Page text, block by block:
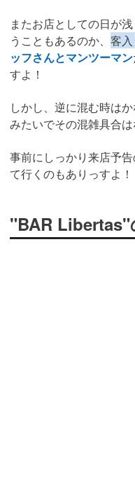
またお店としての日が
うこともあるのか、 客
ッフさんとマンツーマン
すよ！
しかし、逆に混む時は
みたいでその混雑具合は
事前にしっかり来店予
て行くのもありっすよ！
"BAR Libertas"